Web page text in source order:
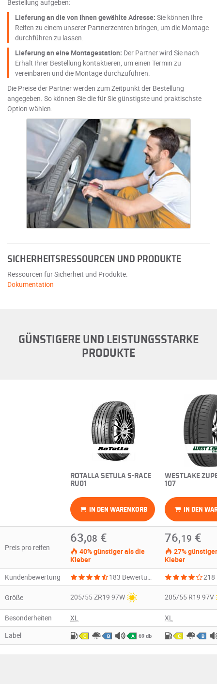
Bestellung aufgeben:
Lieferung an die von Ihnen gewählte Adresse: Sie können Ihre
Reifen zu einem unserer Partnerzentren bringen, um die Montage
durchführen zu lassen.
Lieferung an eine Montagestation: Der Partner wird Sie nach
Erhalt Ihrer Bestellung kontaktieren, um einen Termin zu
vereinbaren und die Montage durchzuführen.
Die Preise der Partner werden zum Zeitpunkt der Bestellung
angegeben. So können Sie die für Sie günstigste und praktischste
Option wählen.
SICHERHEITSRESSOURCEN UND PRODUKTE
Ressourcen für Sicherheit und Produkte.
Dokumentation
GÜNSTIGERE UND LEISTUNGSSTARKE
PRODUKTE
ROTALLA SETULA S-RACE
RU01
WESTLAKE
107
IN DEN WARENKORB IN DEN
Preis pro reifen
63,08 €
40% günstiger als die
Kleber
76,19 €
27%
Kleber
Kundenbewertung
183 Bewertungen
Größe 205/55 ZR19 97W 205/55 R19 97V
Besonderheiten XL
XL
Label
C B A 69 db C B